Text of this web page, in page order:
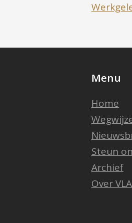
Menu
Home
Steun
Archief
Over